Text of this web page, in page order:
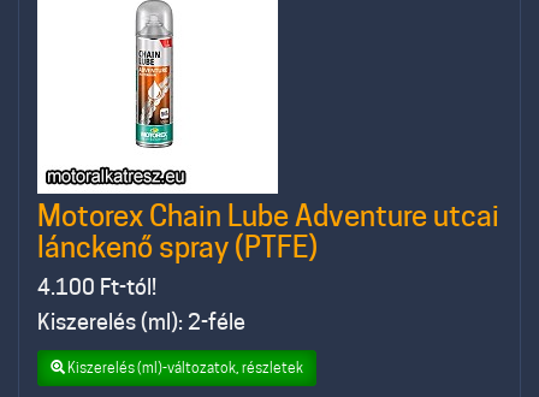
Motorex Chain Lube Adventure utcai
lánckenő spray (PTFE)
4.100 Ft-tól!
Kiszerelés (ml): 2-féle
Kiszerelés (ml)-változatok, részletek